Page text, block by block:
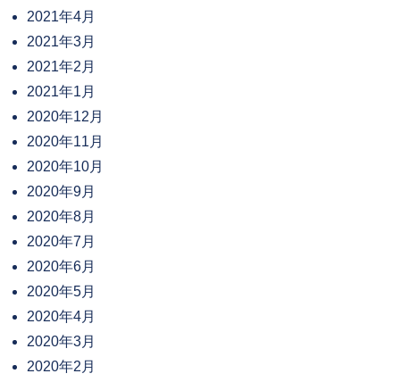
2021年4月
2021年3月
2021年2月
2021年1月
2020年12月
2020年11月
2020年10月
2020年9月
2020年8月
2020年7月
2020年6月
2020年5月
2020年4月
2020年3月
2020年2月